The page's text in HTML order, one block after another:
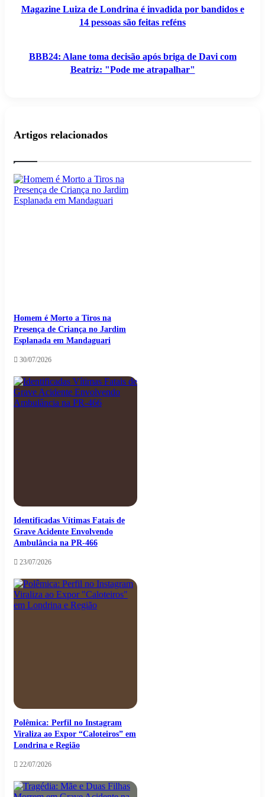
feitas
Magazine Luiza de Londrina é invadida por bandidos e
14 pessoas são feitas reféns
atrapalhar"
BBB24: Alane toma decisão após briga de Davi com
Beatriz: "Pode me atrapalhar"
Artigos relacionados
Homem é Morto a Tiros na
Presença de Criança no Jardim
Esplanada em Mandaguari
30/07/2026
Identificadas Vítimas Fatais de
Grave Acidente Envolvendo
Ambulância na PR-466
23/07/2026
Polêmica: Perfil no Instagram
Viraliza ao Expor “Caloteiros” em
Londrina e Região
22/07/2026